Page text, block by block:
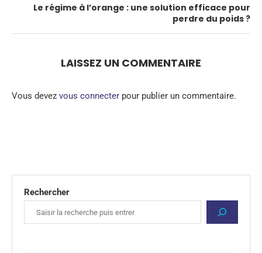
Le régime à l’orange : une solution efficace pour
perdre du poids ?
LAISSEZ UN COMMENTAIRE
Vous devez vous connecter pour publier un commentaire.
Rechercher